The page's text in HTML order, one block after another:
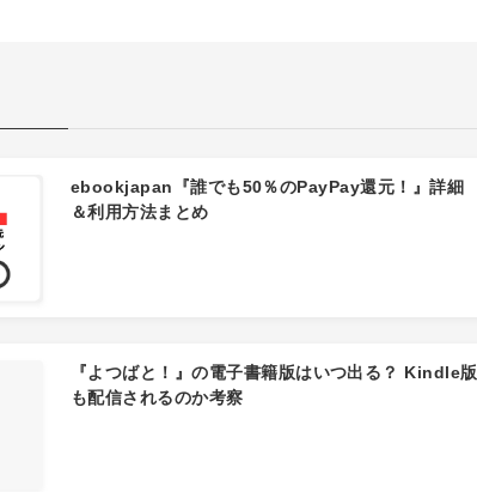
ebookjapan『誰でも50％のPayPay還元！』詳細
＆利用方法まとめ
『よつばと！』の電子書籍版はいつ出る？ Kindle版
も配信されるのか考察